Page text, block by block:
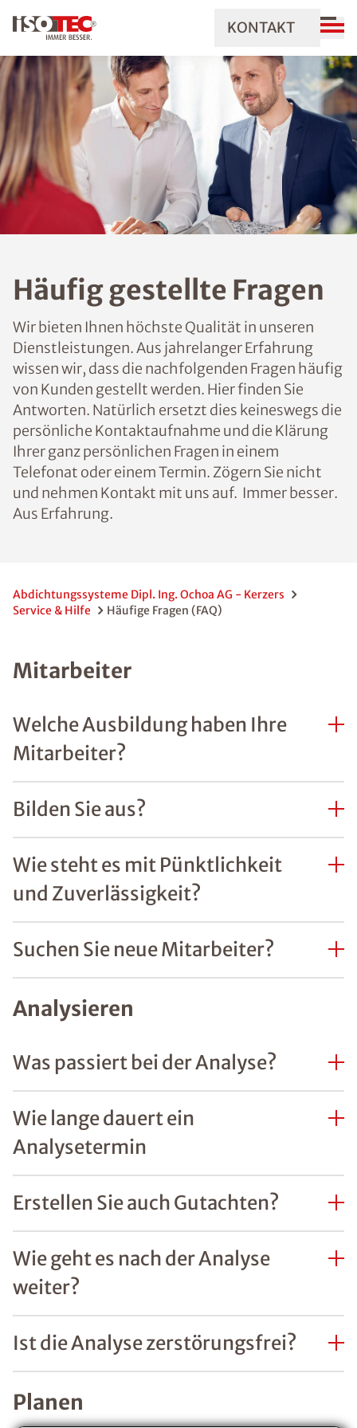
KONTAKT
Häufig gestellte Fragen
Wir bieten Ihnen höchste Qualität in unseren
Dienstleistungen. Aus jahrelanger Erfahrung
wissen wir, dass die nachfolgenden Fragen häufig
von Kunden gestellt werden. Hier finden Sie
Antworten. Natürlich ersetzt dies keineswegs die
persönliche Kontaktaufnahme und die Klärung
Ihrer ganz persönlichen Fragen in einem
Telefonat oder einem Termin. Zögern Sie nicht
und nehmen Kontakt mit uns auf. Immer besser.
Aus Erfahrung.
Abdichtungssysteme Dipl. Ing. Ochoa AG - Kerzers
Service & Hilfe
Häufige Fragen (FAQ)
Mitarbeiter
Welche Ausbildung haben Ihre
Mitarbeiter?
Bilden Sie aus?
Wie steht es mit Pünktlichkeit
und Zuverlässigkeit?
Suchen Sie neue Mitarbeiter?
Analysieren
Was passiert bei der Analyse?
Wie lange dauert ein
Analysetermin
Erstellen Sie auch Gutachten?
Wie geht es nach der Analyse
weiter?
Ist die Analyse zerstörungsfrei?
Planen